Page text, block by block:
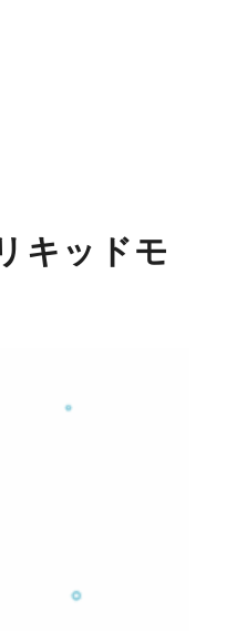
キッドモ